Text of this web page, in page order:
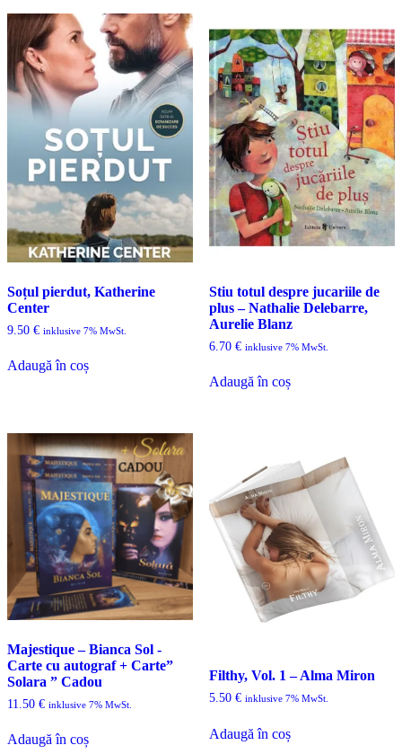
Soțul pierdut, Katherine
Center
9.50 € inklusive 7% MwSt.
Adaugă în coș
Stiu totul despre jucariile de
plus – Nathalie Delebarre,
Aurelie Blanz
6.70 € inklusive 7% MwSt.
Adaugă în coș
Majestique – Bianca Sol -
Carte cu autograf + Carte”
Solara ” Cadou
11.50 € inklusive 7% MwSt.
Adaugă în coș
Filthy, Vol. 1 – Alma Miron
5.50 € inklusive 7% MwSt.
Adaugă în coș